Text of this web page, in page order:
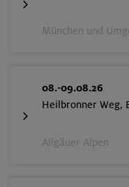
München und
08.-09.08.26
Heilbronner Weg,
Allgäuer Alpen